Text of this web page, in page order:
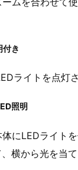
付き
ライトを点灯
照明
にLEDライト
横から光を当